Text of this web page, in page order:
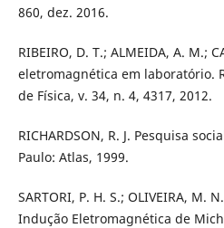
860, dez. 2016.
RIBEIRO, D. T.; ALMEIDA, A. M.;
eletromagnética em laboratório.
de Física, v. 34, n. 4, 4317, 2012.
RICHARDSON, R. J. Pesquisa
Paulo: Atlas, 1999.
SARTORI, P. H. S.; OLIVEIRA, M.
Indução Eletromagnética de